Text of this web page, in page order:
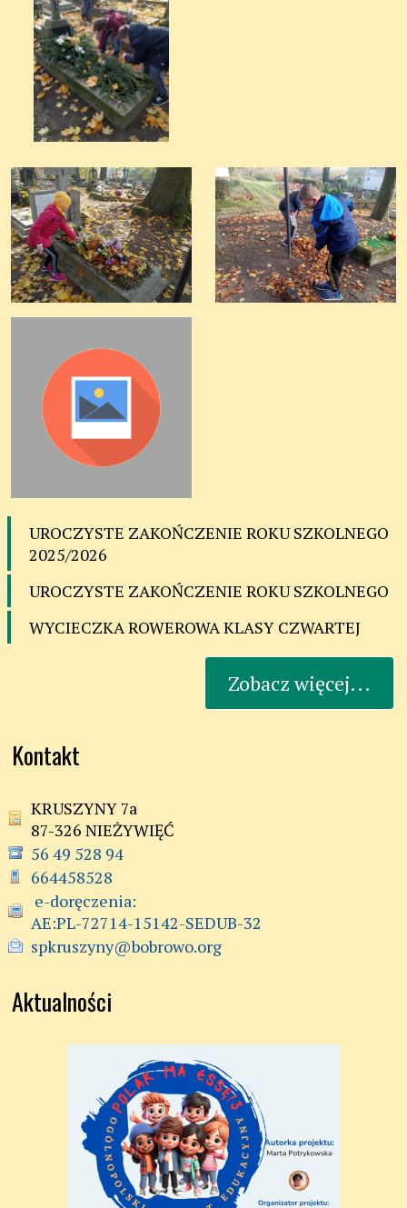
UROCZYSTE ZAKOŃCZENIE ROKU SZKOLNEGO
2025/2026
UROCZYSTE ZAKOŃCZENIE ROKU SZKOLNEGO
WYCIECZKA ROWEROWA KLASY CZWARTEJ
Zobacz więcej...
Kontakt
KRUSZYNY 7a
87-326 NIEŻYWIĘĆ
56 49 528 94
664458528
AE:PL-72714-15142-SEDUB-32
spkruszyny@bobrowo.org
Aktualności